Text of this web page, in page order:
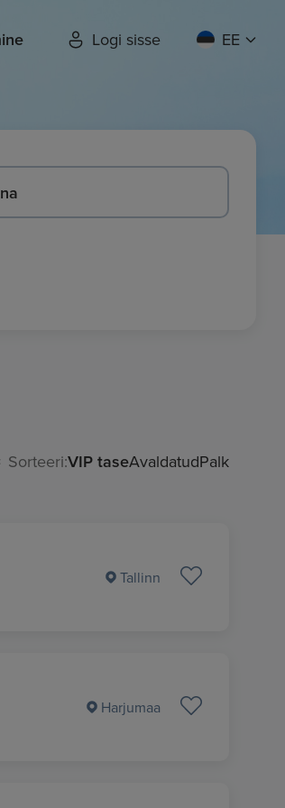
Logi sisse EE
Sorteeri:VIP taseAvaldatudPalk
Tallinn
Harjumaa